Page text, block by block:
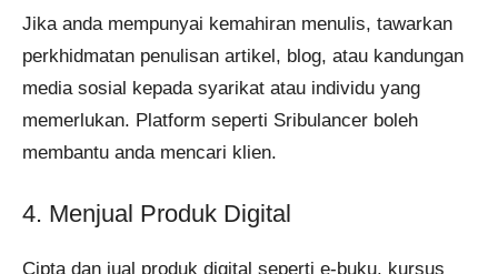
Jika anda mempunyai kemahiran menulis, tawarkan
perkhidmatan penulisan artikel, blog, atau kandungan
media sosial kepada syarikat atau individu yang
memerlukan. Platform seperti Sribulancer boleh
membantu anda mencari klien.
4. Menjual Produk Digital
Cipta dan jual produk digital seperti e-buku, kursus